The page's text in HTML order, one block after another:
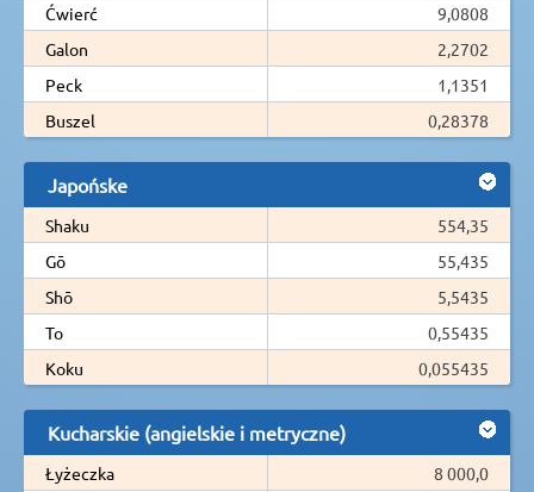
Ćwierć
9,0808
Galon
2,2702
Peck
1,1351
Buszel
0,28378
Japońske
Shaku
554,35
Gō
55,435
Shō
5,5435
To
0,55435
Koku
0,055435
Kucharskie (angielskie i metryczne)
Łyżeczka
8 000,0